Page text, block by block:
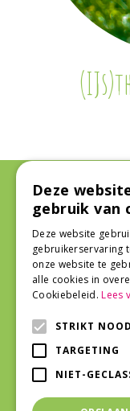
Algemeen
Over ons
Snel naar
Veilig
Deze
gebruik van
Deze website
gebruikerservaring
onze website te
alle cookies in
Cookiebeleid.Lees
STRIKT
TARGETING
NIET-